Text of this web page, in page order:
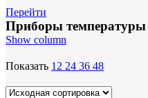
Перейти
Приборы температуры
Show column
Показать 12 24 36 48